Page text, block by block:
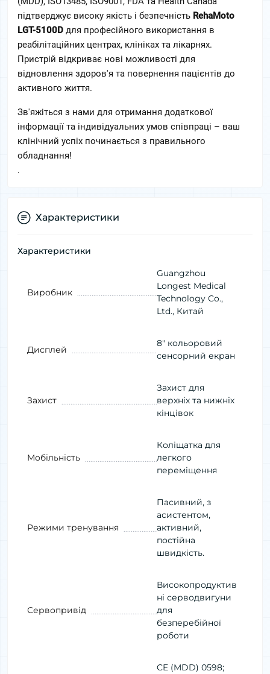
підтверджує високу якість і безпечність RehaMoto
LGT-5100D для професійного використання в
реабілітаційних центрах, клініках та лікарнях.
Пристрій відкриває нові можливості для
відновлення здоров'я та повернення пацієнтів до
активного життя.
Зв'яжіться з нами для отримання додаткової
інформації та індивідуальних умов співпраці – ваш
клінічний успіх починається з правильного
обладнання!
.
Характеристики
Характеристики
Виробник
Guangzhou
Longest Medical
Technology Co.,
Ltd., Китай
Дисплей
8″ кольоровий
сенсорний екран
Захист
Захист для
верхніх та нижніх
кінцівок
Мобільність
Коліщатка для
легкого
переміщення
Режими тренування
Пасивний, з
асистентом,
активний,
постійна
швидкість.
Сервопривід
Високопродуктив
ні серводвигуни
для
безперебійної
роботи
CE (MDD) 0598;